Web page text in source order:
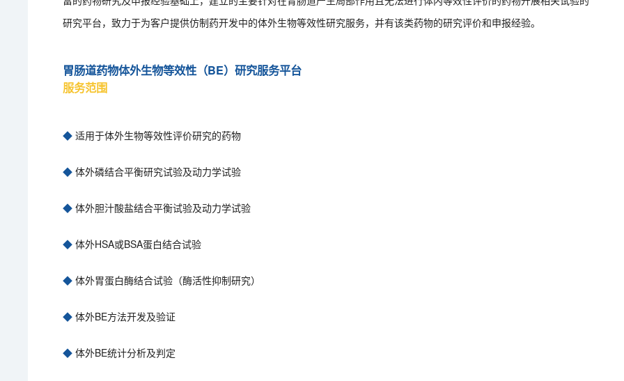
研究平台，致力于为客户提供仿制药开发中的体外生物等效性研究服务，并有该类药物的研究评价和申报经验。
胃肠道药物体外生物等效性（BE）研究服务平台
服务范围
◆ 适用于体外生物等效性评价研究的药物
◆ 体外磷结合平衡研究试验及动力学试验
◆ 体外胆汁酸盐结合平衡试验及动力学试验
◆ 体外HSA或BSA蛋白结合试验
◆ 体外胃蛋白酶结合试验（酶活性抑制研究）
◆ 体外BE方法开发及验证
◆ 体外BE统计分析及判定